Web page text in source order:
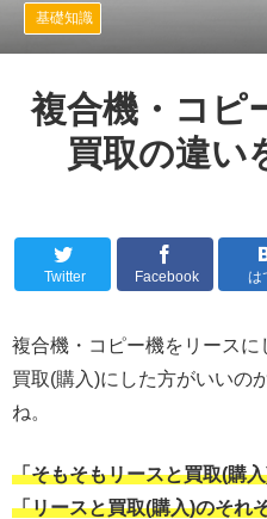
基礎知識
複合機・コピ
買取の違い
Twitter Facebook は
複合機・コピー機をリース
買取(購入)にした方がいいの
ね。
「そもそもリースと買取(購
「リースと買取(購入)のそれ